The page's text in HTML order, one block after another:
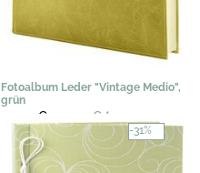
Fotoalbum Leder "Vintage Medio",
grün
171,22 € 110,90 € *
-31%